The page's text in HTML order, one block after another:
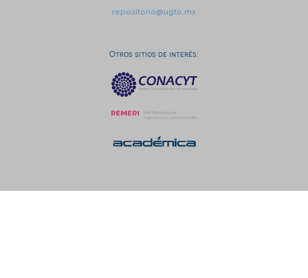
repositorio@ugto.mx
Otros sitios de interés: